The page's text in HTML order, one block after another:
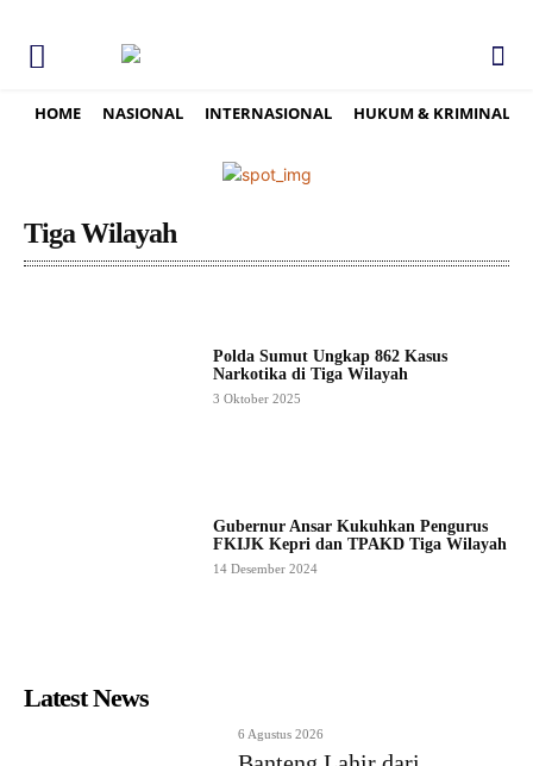
HOME NASIONAL INTERNASIONAL HUKUM & KRIMINAL
Tiga Wilayah
Polda Sumut Ungkap 862 Kasus
Narkotika di Tiga Wilayah
3 Oktober 2025
Gubernur Ansar Kukuhkan Pengurus
FKIJK Kepri dan TPAKD Tiga Wilayah
14 Desember 2024
Latest News
6 Agustus 2026